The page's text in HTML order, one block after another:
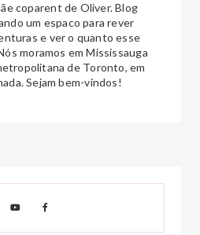
coparent de Oliver. Blog
um espaco para rever
e ver o quanto esse
moramos em Mississauga
de Toronto, em
Sejam bem-vindos!